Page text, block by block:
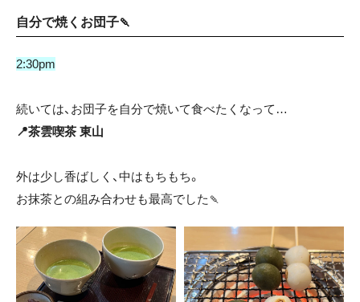
自分で焼くお団子🍡
2:30pm
続いては、お団子を自分で焼いて食べたくなって…
📍茶雲喫茶 東山
外は少し香ばしく、 中はもちもち。
お抹茶との組み合わせも最高でした🍡